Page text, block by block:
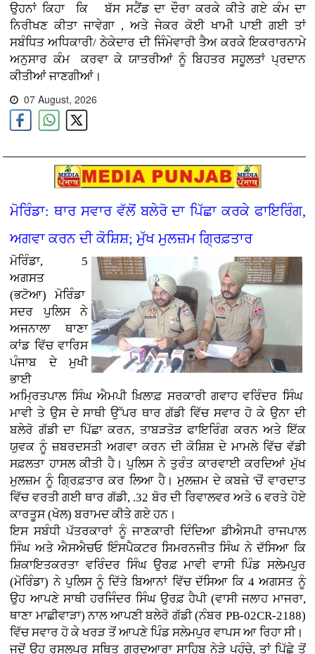
ਉਹਨਾਂ ਕਿਹਾ ਕਿ ਬੱਸ ਸਟੈਂਡ ਦਾ ਦੌਰਾ ਕਰਕੇ ਕੀਤੇ ਗਏ ਕੰਮ ਦਾ
ਨਿਰੀਖਣ ਕੀਤਾ ਜਾਵੇਗਾ , ਅਤੇ ਜੇਕਰ ਕੋਈ ਖਾਮੀ ਪਾਈ ਗਈ ਤਾਂ
ਸਬੰਧਿਤ ਅਧਿਕਾਰੀ/ ਠੇਕੇਦਾਰ ਦੀ ਜਿੰਮੇਵਾਰੀ ਤੈਅ ਕਰਕੇ ਇਕਰਾਰਨਾਮੇ
ਅਨੁਸਾਰ ਕੰਮ
ਕਰਵਾ ਕੇ ਯਾਤਰੀਆਂ ਨੂੰ ਬਿਹਤਰ ਸਹੂਲਤਾਂ ਪ੍ਰਦਾਨ
ਕੀਤੀਆਂ ਜਾਣਗੀਆਂ।
07 August, 2026
ਮੋਰਿੰਡਾ: ਥਾਰ ਸਵਾਰ ਵੱਲੋਂ ਬਲੇਰੋ ਦਾ ਪਿੱਛਾ ਕਰਕੇ ਫਾਇਰਿੰਗ,
ਅਗਵਾ ਕਰਨ ਦੀ ਕੋਸ਼ਿਸ਼; ਮੁੱਖ ਮੁਲਜ਼ਮ ਗ੍ਰਿਫ਼ਤਾਰ
ਮੋਰਿੰਡਾ, 5
ਅਗਸਤ
(ਭਟੋਆ)ਮੋਰਿੰਡਾ
ਸਦਰ ਪੁਲਿਸ ਨੇ
ਅਜਨਾਲਾ ਥਾਣਾ
ਕਾਂਡ ਵਿੱਚ ਵਾਰਿਸ
ਪੰਜਾਬ ਦੇ ਮੁਖੀ
ਭਾਈ
ਅਮ੍ਰਿਤਪਾਲ ਸਿੰਘ ਐਮਪੀ ਖ਼ਿਲਾਫ਼ ਸਰਕਾਰੀ ਗਵਾਹ ਵਰਿੰਦਰ ਸਿੰਘ
ਮਾਵੀ ਤੇ ਉਸ ਦੇ ਸਾਥੀ ਉੱਪਰ ਥਾਰ ਗੱਡੀ ਵਿੱਚ ਸਵਾਰ ਹੋ ਕੇ ਉਨਾ ਦੀ
ਬਲੇਰੋ ਗੱਡੀ ਦਾ ਪਿੱਛਾ ਕਰਨ, ਤਾਬੜਤੋੜ ਫਾਇਰਿੰਗ ਕਰਨ ਅਤੇ ਇੱਕ
ਯੁਵਕ ਨੂੰ ਜ਼ਬਰਦਸਤੀ ਅਗਵਾ ਕਰਨ ਦੀ ਕੋਸ਼ਿਸ਼ ਦੇ ਮਾਮਲੇ ਵਿੱਚ ਵੱਡੀ
ਸਫ਼ਲਤਾ ਹਾਸਲ ਕੀਤੀ ਹੈ। ਪੁਲਿਸ ਨੇ ਤੁਰੰਤ ਕਾਰਵਾਈ ਕਰਦਿਆਂ ਮੁੱਖ
ਮੁਲਜ਼ਮ ਨੂੰ ਗ੍ਰਿਫ਼ਤਾਰ ਕਰ ਲਿਆ ਹੈ। ਮੁਲਜ਼ਮ ਦੇ ਕਬਜ਼ੇ 'ਚੋਂ ਵਾਰਦਾਤ
ਵਿੱਚ ਵਰਤੀ ਗਈ ਥਾਰ ਗੱਡੀ, .32 ਬੋਰ ਦੀ ਰਿਵਾਲਵਰ ਅਤੇ 6 ਵਰਤੇ ਹੋਏ
ਕਾਰਤੂਸ (ਖੋਲ) ਬਰਾਮਦ ਕੀਤੇ ਗਏ ਹਨ।
ਇਸ ਸਬੰਧੀ ਪੱਤਰਕਾਰਾਂ ਨੂੰ ਜਾਣਕਾਰੀ ਦਿੰਦਿਆ ਡੀਐਸਪੀ ਰਾਜਪਾਲ
ਸਿੰਘ ਅਤੇ ਐਸਐਚਓ ਇੰਸਪੈਕਟਰ ਸਿਮਰਨਜੀਤ ਸਿੰਘ ਨੇ ਦੱਸਿਆ ਕਿ
ਸ਼ਿਕਾਇਤਕਰਤਾ ਵਰਿੰਦਰ ਸਿੰਘ ਉਰਫ਼ ਮਾਵੀ ਵਾਸੀ ਪਿੰਡ ਸਲੇਮਪੁਰ
(ਮੋਰਿੰਡਾ) ਨੇ ਪੁਲਿਸ ਨੂੰ ਦਿੱਤੇ ਬਿਆਨਾਂ ਵਿੱਚ ਦੱਸਿਆ ਕਿ 4 ਅਗਸਤ ਨੂੰ
ਉਹ ਆਪਣੇ ਸਾਥੀ ਹਰਜਿੰਦਰ ਸਿੰਘ ਉਰਫ਼ ਹੈਪੀ (ਵਾਸੀ ਜਲਾਹ ਮਾਜਰਾ,
ਥਾਣਾ ਮਾਛੀਵਾੜਾ) ਨਾਲ ਆਪਣੀ ਬਲੇਰੋ ਗੱਡੀ (ਨੰਬਰ PB-02CR-2188)
ਵਿੱਚ ਸਵਾਰ ਹੋ ਕੇ ਖਰੜ ਤੋਂ ਆਪਣੇ ਪਿੰਡ ਸਲੇਮਪੁਰ ਵਾਪਸ ਆ ਰਿਹਾ ਸੀ।
ਜਦੋਂ ਉਹ ਰਸੂਲਪੁਰ ਸਥਿਤ ਗੁਰਦੁਆਰਾ ਸਾਹਿਬ ਨੇੜੇ ਪਹੁੰਚੇ, ਤਾਂ ਪਿੱਛੇ ਤੋਂ